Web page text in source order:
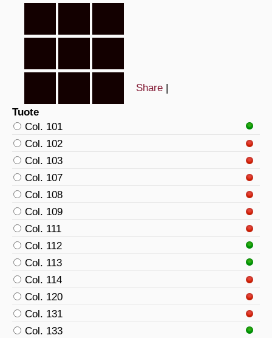
Share |
Tuote
Col. 101
Col. 102
Col. 103
Col. 107
Col. 108
Col. 109
Col. 111
Col. 112
Col. 113
Col. 114
Col. 120
Col. 131
Col. 133